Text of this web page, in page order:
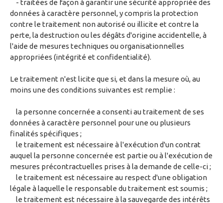
- traitées de façon à garantir une sécurité appropriée des
données à caractère personnel, y compris la protection
contre le traitement non autorisé ou illicite et contre la
perte, la destruction ou les dégâts d'origine accidentelle, à
l'aide de mesures techniques ou organisationnelles
appropriées (intégrité et confidentialité).
Le traitement n'est licite que si, et dans la mesure où, au
moins une des conditions suivantes est remplie :
la personne concernée a consenti au traitement de ses
données à caractère personnel pour une ou plusieurs
finalités spécifiques ;
le traitement est nécessaire à l'exécution d'un contrat
auquel la personne concernée est partie ou à l'exécution de
mesures précontractuelles prises à la demande de celle-ci ;
le traitement est nécessaire au respect d'une obligation
légale à laquelle le responsable du traitement est soumis ;
le traitement est nécessaire à la sauvegarde des intérêts